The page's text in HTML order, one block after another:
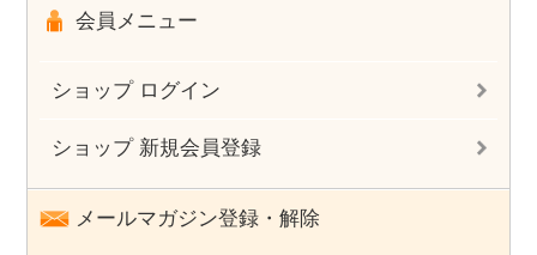
会員メニュー
ショップ ログイン
ショップ 新規会員登録
メールマガジン登録・解除